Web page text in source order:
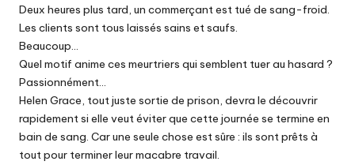
Deux heures plus tard, un commerçant est tué de sang-froid.
Les clients sont tous laissés sains et saufs.
Beaucoup…
Quel motif anime ces meurtriers qui semblent tuer au hasard ?
Passionnément…
Helen Grace, tout juste sortie de prison, devra le découvrir
rapidement si elle veut éviter que cette journée se termine en
bain de sang. Car une seule chose est sûre : ils sont prêts à
tout pour terminer leur macabre travail.